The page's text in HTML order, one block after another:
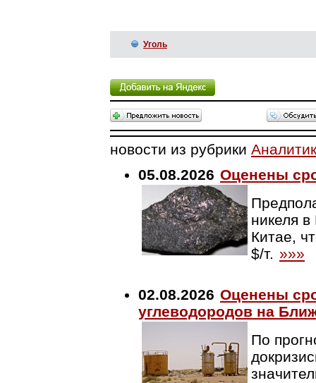
Уголь
новости из рубрики
05.08.2026 Оценены
никеля
Китае,
$/т. »»»
02.08.2026 Оценены
углеводородов на
По